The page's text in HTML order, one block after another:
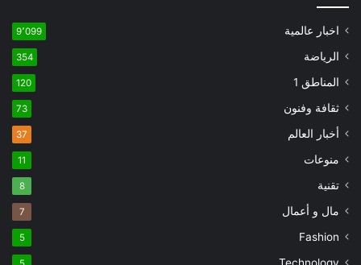
اخبار عالمية 9٬099
الرياضة 354
المناطق 1 120
ثقافة وفنون 73
أخبار العالم 37
منوعات 11
تقنية 8
مال و أعمال 7
Fashion
5